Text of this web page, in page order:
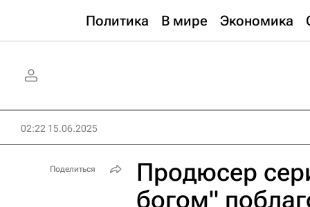
Политика В мире Экономика
02:22 15.06.2025
Продюсер
богом"
Поделиться